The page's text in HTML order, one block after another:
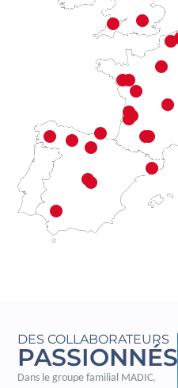
DES COLLABORATEURS
PASSIONNÉS
Dans le groupe familial MADIC,